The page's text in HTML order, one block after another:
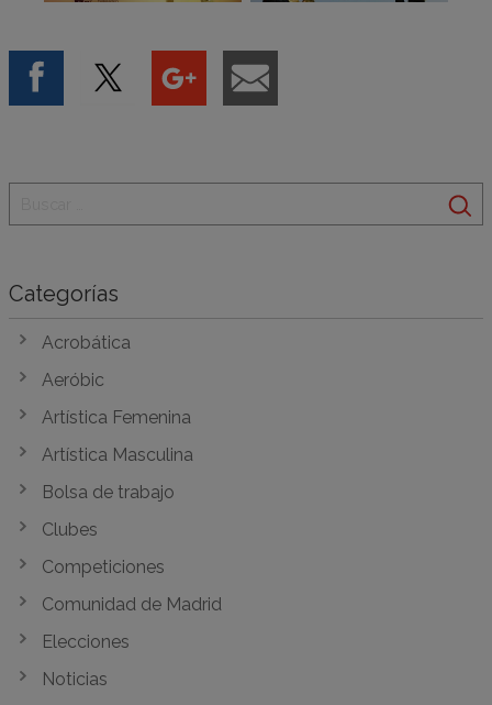
Categorías
Acrobática
Aeróbic
Artística Femenina
Artística Masculina
Bolsa de trabajo
Clubes
Competiciones
Comunidad de Madrid
Elecciones
Noticias